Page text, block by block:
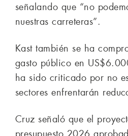
señalando que “no
nuestras carreteras”.
Kast también se ha
gasto público en
ha sido criticado por no
sectores enfrentarán
Cruz señaló que el